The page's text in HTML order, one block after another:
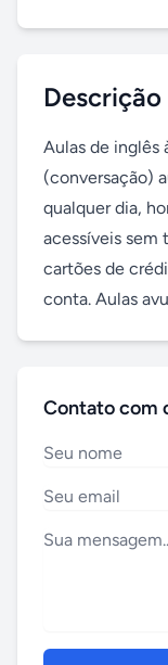
Descrição
Aulas de inglês
(conversação)
qualquer dia,
acessíveis sem
cartões de
conta. Aulas
Contato com